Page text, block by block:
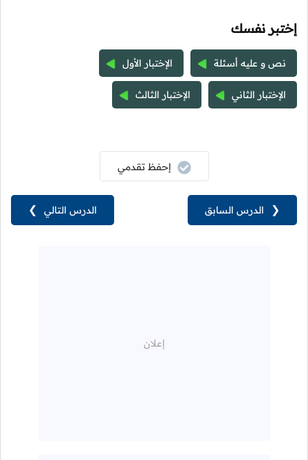
إختبر نفسك
نص و عليه أسئلة الإختبار الأول
الإختبار الثاني الإختبار الثالث
الدرس التالي ❯
إحفظ تقدمي
❮ الدرس السابق